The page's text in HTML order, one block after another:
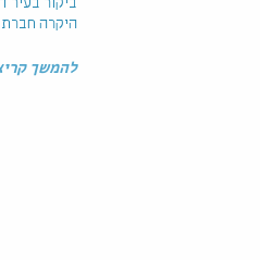
ביקור בעיר
היקרה
להמשך